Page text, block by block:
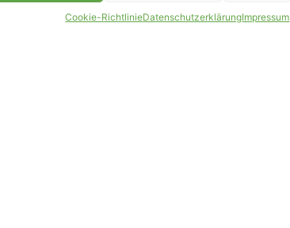
Cookie-RichtlinieDatenschutzerklärungImpressum